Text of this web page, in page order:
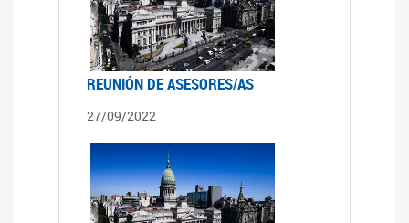
REUNIÓN DE ASESORES/AS
27/09/2022